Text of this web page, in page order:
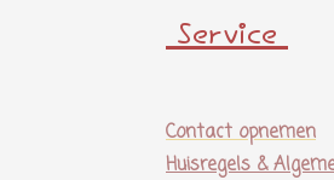
Service
Contact opnemen
Huisregels &